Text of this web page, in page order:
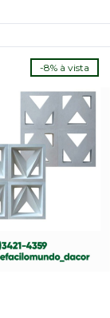
-8% à vista